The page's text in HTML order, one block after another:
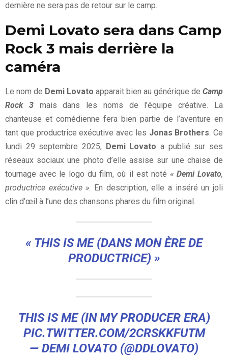
dernière ne sera pas de retour sur le camp.
Demi Lovato sera dans Camp
Rock 3 mais derrière la
caméra
Le nom de Demi Lovato apparait bien au générique de Camp
Rock 3 mais dans les noms de l’équipe créative. La
chanteuse et comédienne fera bien partie de l’aventure en
tant que productrice exécutive avec les Jonas Brothers. Ce
lundi 29 septembre 2025,
Demi Lovato a publié sur ses
réseaux sociaux une photo d’elle assise sur une chaise de
tournage avec le logo du film, où il est noté « Demi Lovato,
productrice exécutive ». En description, elle a inséré un joli
clin d’œil à l’une des chansons phares du film original.
« THIS IS ME (DANS MON ÈRE DE
PRODUCTRICE) »
THIS IS ME (IN MY PRODUCER ERA)
PIC.TWITTER.COM/2CRSKKFUTM
— DEMI LOVATO (@DDLOVATO)